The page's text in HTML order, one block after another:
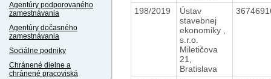
Agentúry podporovaného
zamestnávania
Agentúry dočasného
zamestnávania
Sociálne podniky
Chránené dielne a
chránené pracoviská
198/2019
Ústav
stavebnej
ekonomiky ,
s.r.o.
Miletičova
21,
Bratislava